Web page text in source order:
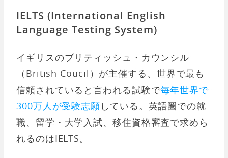
IELTS (International English
Language Testing System)
イギリスのブリティッシュ・カウンシル
（British Coucil）が主催する、世界で最も
信頼されていると言われる試験で毎年世界で
300万人が受験志願 している。英語圏での就
職、留学・大学入試、移住資格審査で求めら
れるのはIELTS。